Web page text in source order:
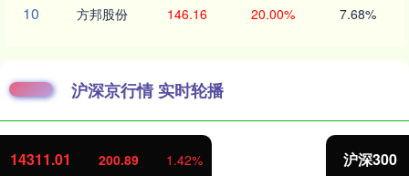
10 方邦股份 146.16 20.00% 7.68%
沪深京行情 实时轮播
沪深300 4694.44